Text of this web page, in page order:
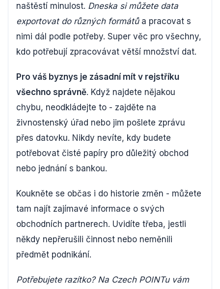
naštěstí minulost. Dneska si můžete data
exportovat do různých formátůa pracovat s
nimi dál podle potřeby. Super věc pro všechny,
kdo potřebují zpracovávat větší množství dat.
Pro váš byznys je zásadní mít v rejstříku
všechno správně. Když najdete nějakou
chybu, neodkládejte to - zajděte na
živnostenský úřad nebo jim pošlete zprávu
přes datovku. Nikdy nevíte, kdy budete
potřebovat čisté papíry pro důležitý obchod
nebo jednání s bankou.
Koukněte se občas i do historie změn - můžete
tam najít zajímavé informace o svých
obchodních partnerech. Uvidíte třeba, jestli
někdy nepřerušili činnost nebo neměnili
předmět podnikání.
Potřebujete razítko? Na Czech POINTu vám